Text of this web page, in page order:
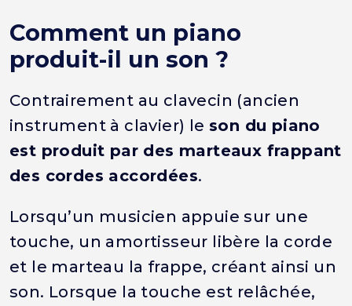
Comment un piano
produit-il un son ?
Contrairement au clavecin (ancien
instrument à clavier) le son du piano
est produit par des marteaux frappant
des cordes accordées.
Lorsqu’un musicien appuie sur une
touche, un amortisseur libère la corde
et le marteau la frappe, créant ainsi un
son. Lorsque la touche est relâchée,